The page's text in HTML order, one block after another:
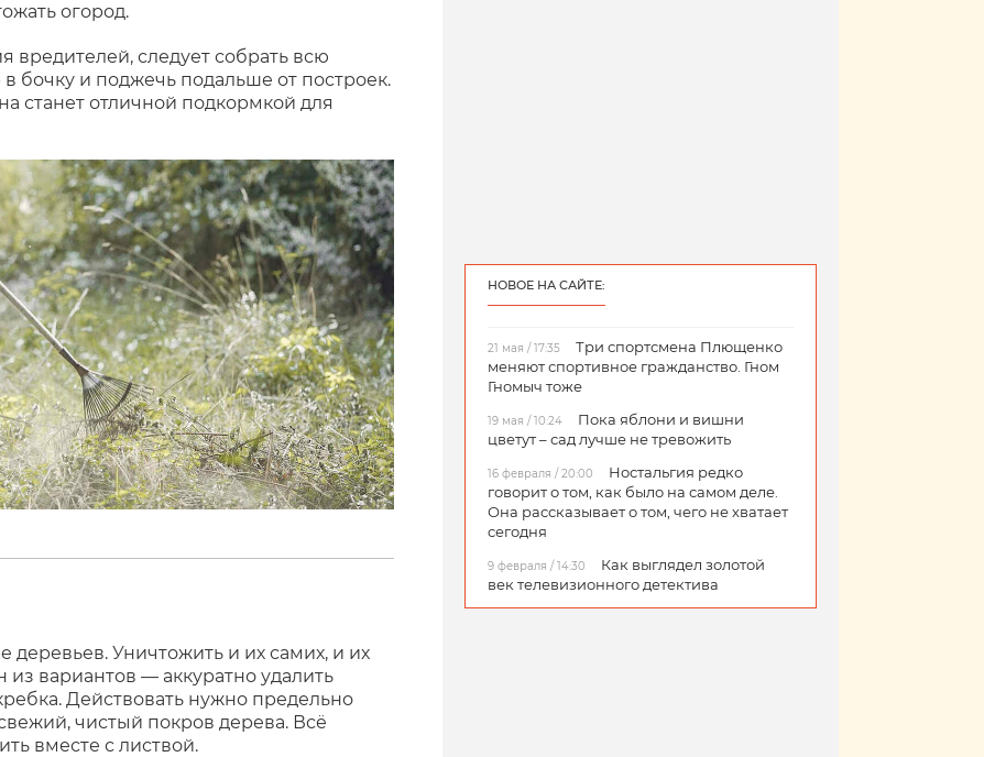
огород.
вредителей, следует собрать всю
бочку и поджечь подальше от построек.
станет отличной подкормкой для
деревьев. Уничтожить и их самих, и их
вариантов — аккуратно удалить
Действовать нужно предельно
чистый покров дерева. Всё
вместе с листвой.
НОВОЕ НА САЙТЕ:
21 мая / 17:35
Три спортсмена Плющенко
меняют спортивное гражданство. Гном
Гномыч тоже
19 мая / 10:24
Пока яблони и вишни
цветут – сад лучше не тревожить
16 февраля / 20:00
Ностальгия редко
говорит о том, как было на самом деле.
Она рассказывает о том, чего не хватает
сегодня
9 февраля / 14:30
Как выглядел золотой
век телевизионного детектива